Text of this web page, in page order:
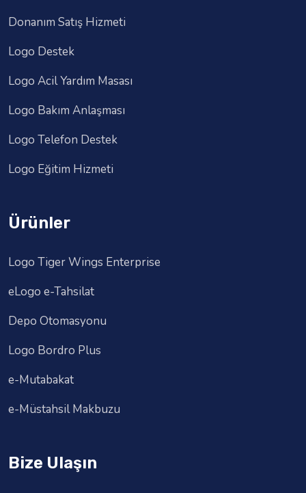
Donanım Satış Hizmeti
Logo Destek
Logo Acil Yardım Masası
Logo Bakım Anlaşması
Logo Telefon Destek
Logo Eğitim Hizmeti
Ürünler
Logo Tiger Wings Enterprise
eLogo e-Tahsilat
Depo Otomasyonu
Logo Bordro Plus
e-Mutabakat
e-Müstahsil Makbuzu
Bize Ulaşın